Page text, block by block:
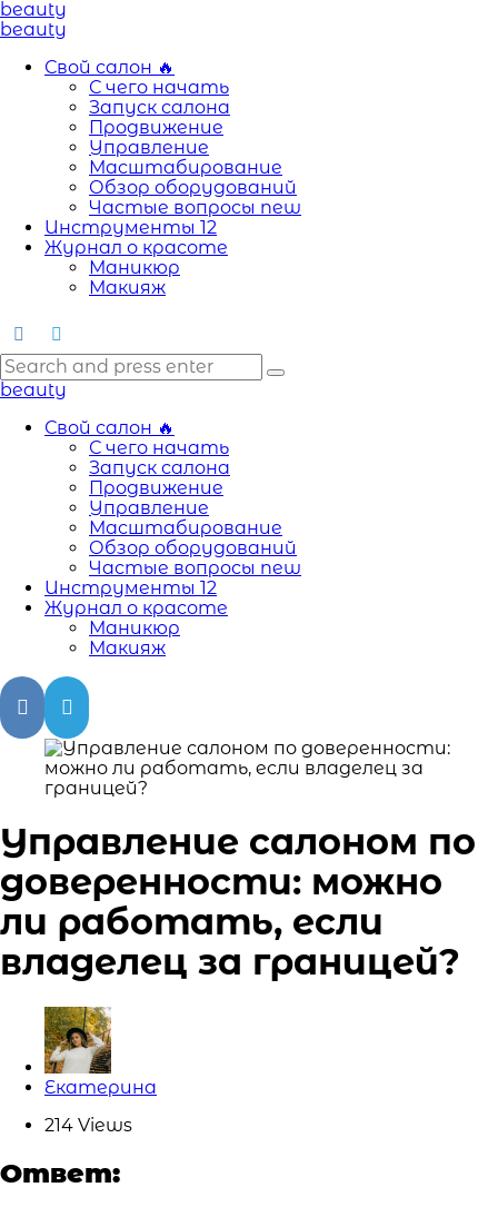
Menu
beauty
Search
Menu
beauty
Свой салон 🔥
С чего начать
Запуск салона
Продвижение
Управление
Масштабирование
Обзор оборудований
Частые вопросы new
Инструменты 12
Журнал о красоте
Маникюр
Макияж
Search
Search
for:
Search
beauty
Свой салон 🔥
С чего начать
Запуск салона
Продвижение
Управление
Масштабирование
Обзор оборудований
Частые вопросы new
Инструменты 12
Журнал о красоте
Маникюр
Макияж
Управление салоном по
доверенности: можно
ли работать, если
владелец за границей?
Posted
Екатерина
214 Views
Ответ: